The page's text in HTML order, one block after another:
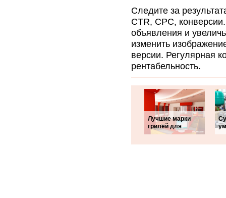
Следите за
CTR, CPC,
объявления и
изменить
версии. Регулярная
рентабельность.
Лучшие марки
грилей для